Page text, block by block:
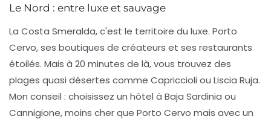
Le Nord : entre luxe et sauvage
La Costa Smeralda, c'est le territoire du luxe. Porto
Cervo, ses boutiques de créateurs et ses restaurants
étoilés. Mais à 20 minutes de là, vous trouvez des
plages quasi désertes comme Capriccioli ou Liscia Ruja.
Mon conseil : choisissez un hôtel à Baja Sardinia ou
Cannigione, moins cher que Porto Cervo mais avec un